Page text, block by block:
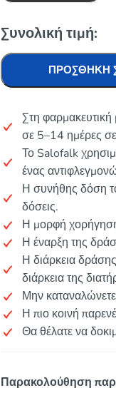
Συνολική τιμή:
ΠΡΟΣΘΉΚΗ
Στη
σε 5–14 ημέρες
Το Salofalk
ένας
Η συνήθης δόση
δόσεις.
Η μορφή
Η έναρξη της
Η διάρκεια
διάρκεια της
Μην καταναλώνετε
Η πιο κοινή
Θα θέλατε να
Παρακολούθηση